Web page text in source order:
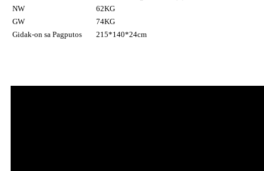
NW
62KG
GW
74KG
Gidak-on sa Pagputos
215*140*24cm